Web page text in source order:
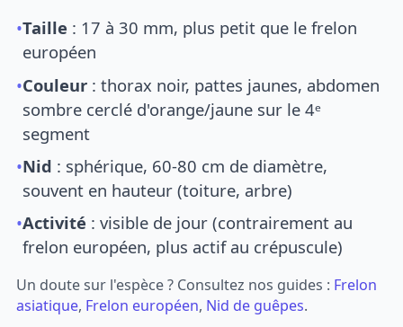
•Taille : 17 à 30 mm, plus petit que le frelon
européen
•Couleur : thorax noir, pattes jaunes, abdomen
sombre cerclé d'orange/jaune sur le 4ᵉ
segment
•Nid : sphérique, 60-80 cm de diamètre,
souvent en hauteur (toiture, arbre)
•Activité : visible de jour (contrairement au
frelon européen, plus actif au crépuscule)
Un doute sur l'espèce ? Consultez nos guides : Frelon
asiatique, Frelon européen, Nid de guêpes.